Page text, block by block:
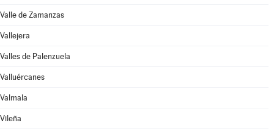
Valle de Zamanzas
Vallejera
Valles de Palenzuela
Valluércanes
Valmala
Vileña